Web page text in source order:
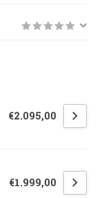
€2.095,00
€1.999,00